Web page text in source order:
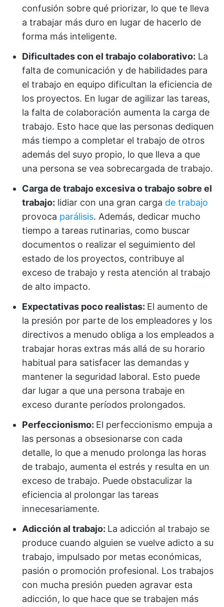
confusión sobre qué priorizar, lo que te lleva
a trabajar más duro en lugar de hacerlo de
forma más inteligente.
Dificultades con el trabajo colaborativo: La
falta de comunicación y de habilidades para
el trabajo en equipo dificultan la eficiencia de
los proyectos. En lugar de agilizar las tareas,
la falta de colaboración aumenta la carga de
trabajo. Esto hace que las personas dediquen
más tiempo a completar el trabajo de otros
además del suyo propio, lo que lleva a que
una persona se vea sobrecargada de trabajo.
Carga de trabajo excesiva o trabajo sobre el
trabajo: lidiar con una gran carga de trabajo
provoca parálisis. Además, dedicar mucho
tiempo a tareas rutinarias, como buscar
documentos o realizar el seguimiento del
estado de los proyectos, contribuye al
exceso de trabajo y resta atención al trabajo
de alto impacto.
Expectativas poco realistas: El aumento de
la presión por parte de los empleadores y los
directivos a menudo obliga a los empleados a
trabajar horas extras más allá de su horario
habitual para satisfacer las demandas y
mantener la seguridad laboral. Esto puede
dar lugar a que una persona trabaje en
exceso durante períodos prolongados.
Perfeccionismo: El perfeccionismo empuja a
las personas a obsesionarse con cada
detalle, lo que a menudo prolonga las horas
de trabajo, aumenta el estrés y resulta en un
exceso de trabajo. Puede obstaculizar la
eficiencia al prolongar las tareas
innecesariamente.
Adicción al trabajo: La adicción al trabajo se
produce cuando alguien se vuelve adicto a su
trabajo, impulsado por metas económicas,
pasión o promoción profesional. Los trabajos
con mucha presión pueden agravar esta
adicción, lo que hace que se trabajen más